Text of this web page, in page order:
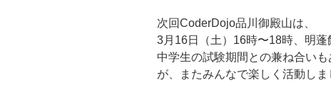
次回CoderDojo品川御殿山は、
3月16日（土）16時〜18時、明
中学生の試験期間との兼ね合い
が、またみんなで楽しく活動しま